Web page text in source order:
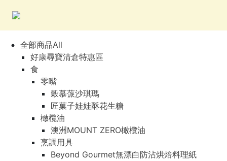
全部商品All
好康尋寶清倉特惠區
食
零嘴
穀慕蒎沙琪瑪
匠菓子娃娃酥花生糖
橄欖油
澳洲MOUNT ZERO橄欖油
烹調用具
Beyond Gourmet無漂白防沾烘焙料理紙